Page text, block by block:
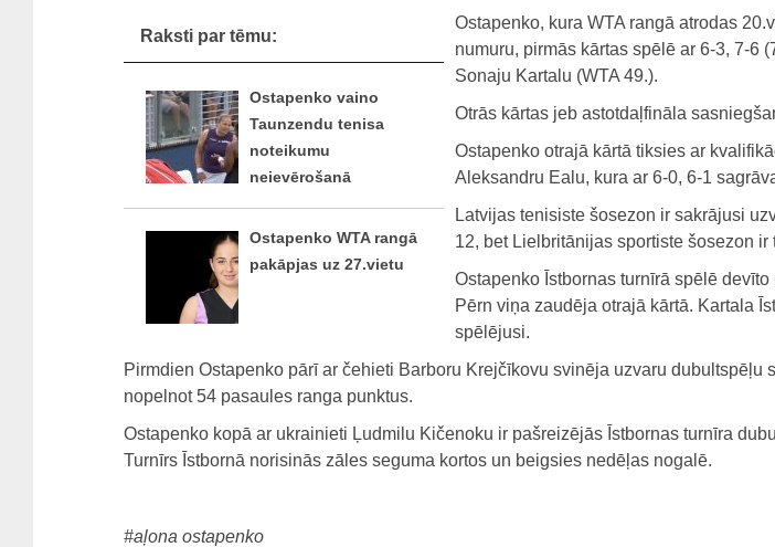
Raksti par tēmu:
Ostapenko vaino
Taunzendu tenisa
noteikumu
neievērošanā
Ostapenko WTA rangā
pakāpjas uz 27.vietu
Ostapenko, kura WTA rangā atrodas
numuru, pirmās kārtas spēlē ar 6-3, 7-6
Sonaju Kartalu (WTA 49.).
Otrās kārtas jeb astotdaļfināla
Ostapenko otrajā kārtā tiksies ar
Aleksandru Ealu, kura ar 6-0, 6-1
Latvijas tenisiste šosezon ir sakrājusi
12, bet Lielbritānijas sportiste šosezon
Ostapenko Īstbornas turnīrā spēlē
Pērn viņa zaudēja otrajā kārtā. Kartala
spēlējusi.
Pirmdien Ostapenko pārī ar čehieti Barboru Krejčīkovu svinēja uzvaru dubultspēļu
nopelnot 54 pasaules ranga punktus.
Ostapenko kopā ar ukrainieti Ļudmilu Kičenoku ir pašreizējās Īstbornas turnīra
Turnīrs Īstbornā norisinās zāles seguma kortos un beigsies nedēļas nogalē.
#aļona ostapenko